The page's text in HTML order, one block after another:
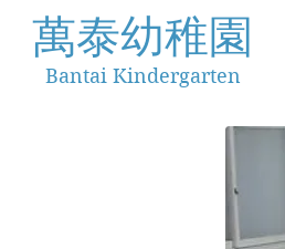
萬泰幼稚園
Bantai Kindergarten